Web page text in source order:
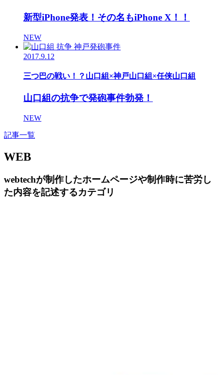
新型iPhone発表！その名もiPhone X！！
NEW
2017.9.12
三つ巴の戦い！？山口組×神戸山口組×任侠山口組
山口組の抗争で発砲事件勃発！
NEW
記事一覧
WEB
webtechが制作したホームページや制作時に苦労し
た内容を記述するカテゴリ